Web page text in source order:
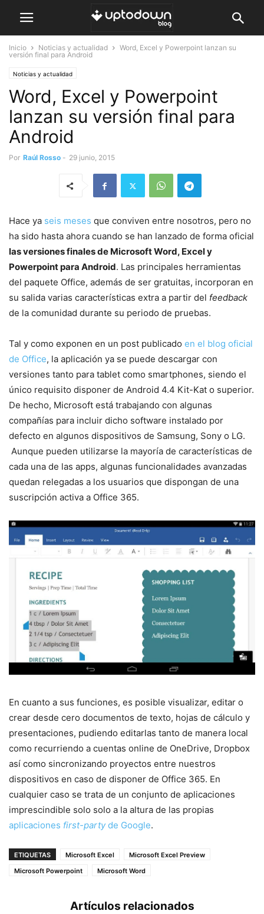
Inicio Noticias y actualidad
Word, Excel y Powerpoint lanzan su
versión final para Android
Noticias y actualidad
Word, Excel y Powerpoint
lanzan su versión final para
Android
Por Raúl Rosso - 29 junio, 2015
Hace ya seis meses que conviven entre nosotros, pero no
ha sido hasta ahora cuando se han lanzado de forma oficial
las versiones finales de Microsoft Word, Excel y
Powerpoint para Android. Las principales herramientas
del paquete Office, además de ser gratuitas, incorporan en
su salida varias características extra a partir del feedback
de la comunidad durante su periodo de pruebas.
Tal y como exponen en un post publicado en el blog oficial
de Office, la aplicación ya se puede descargar con
versiones tanto para tablet como smartphones, siendo el
único requisito disponer de Android 4.4 Kit-Kat o superior.
De hecho, Microsoft está trabajando con algunas
compañías para incluir dicho software instalado por
defecto en algunos dispositivos de Samsung, Sony o LG.
Aunque pueden utilizarse la mayoría de características de
cada una de las apps, algunas funcionalidades avanzadas
quedan relegadas a los usuarios que dispongan de una
suscripción activa a Office 365.
En cuanto a sus funciones, es posible visualizar, editar o
crear desde cero documentos de texto, hojas de cálculo y
presentaciones, pudiendo editarlas tanto de manera local
como recurriendo a cuentas online de OneDrive, Dropbox
así como sincronizando proyectos entre nuestros
dispositivos en caso de disponer de Office 365. En
cualquier caso se trata de un conjunto de aplicaciones
imprescindible solo solo a la altura de las propias
aplicaciones first-partyde Google.
ETIQUETAS Microsoft Excel
Microsoft Excel Preview
Microsoft Powerpoint
Microsoft Word
Artículos relacionados